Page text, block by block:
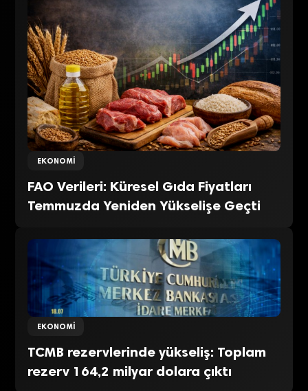
EKONOMI
FAO Verileri: Küresel Gıda Fiyatları
Temmuzda Yeniden Yükselişe Geçti
EKONOMI
TCMB rezervlerinde yükseliş: Toplam
rezerv 164,2 milyar dolara çıktı